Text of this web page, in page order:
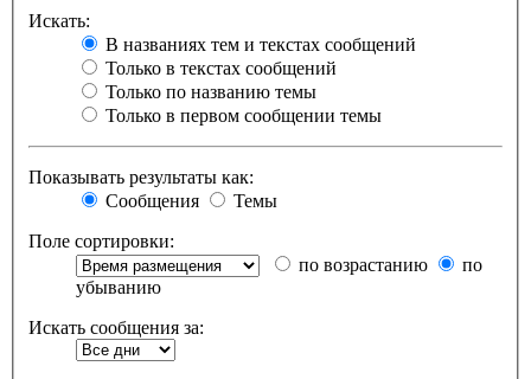
Искать:
В названиях тем и текстах сообщений
Только в текстах сообщений
Только по названию темы
Только в первом сообщении темы
Показывать результаты как:
Сообщения
Темы
Поле сортировки:
по возрастанию
по
убыванию
Искать сообщения за: